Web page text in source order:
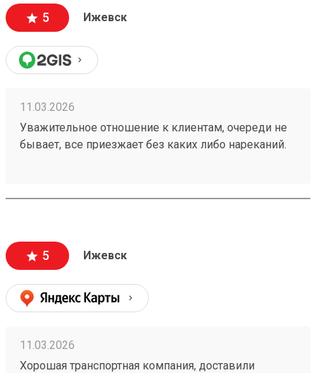
5 Ижевск
11.03.2026
Уважительное отношение к клиентам, очереди не
бывает, все приезжает без каких либо нареканий.
Заказ 260192175
5 Ижевск
11.03.2026
Хорошая транспортная компания, доставили